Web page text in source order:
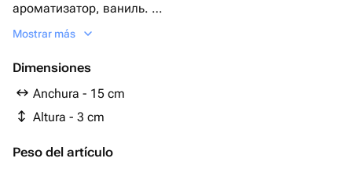
ароматизатор, ваниль.
Mostrar más
Dimensiones
Anchura - 15 cm
Altura - 3 cm
Peso del artículo